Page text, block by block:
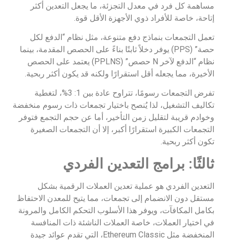
مساهمة كل فرد في معدل التجزئة، ما يجعل التعدين أكثر
إتاحة، خاصة للأفراد ذوي الأجهزة الأقل قوة.
تعمل التجمعات بنماذج دفع متنوعة، مثل نظام “الدفع لكل
حصة” (PPS) يوفر دخلاً ثابتًا بناءً على الحصص المقدمة، بينما
نظام “الدفع لآخر N حصص” (PPLNS) يعتمد على الحصص
الأخيرة، مما يجعله أقل استقرارًا ولكنه قد يكون أكثر ربحية.
تفرض التجمعات رسومًا، تتراوح عادة بين 1: 3%، لتغطية
تكاليف التشغيل، لذا يُنصح باختيار تجمعات ذات رسوم منخفضة
وخوادم قريبة لتقليل زمن التأخير، أما عن حجم التجمع فتوفر
التجمعات الكبيرة استقرارًا أكبر، إلا أن التجمعات الصغيرة
تكون أكثر ربحية.
ثالثًا: برامج التعدين الفردي
التعدين الفردي هو عملية تعدين العملات الرقمية بشكل
مستقل دون الانضمام إلى تجمعات، مما يتيح للمعدن الاحتفاظ
بكامل المكافآت، ويوفر هذا الأسلوب التحكم الكامل والمرونة
في اختيار العملات، خاصة العملات الناشئة ذات المنافسة
المنخفضة مثل Ethereum Classic، التي تقدم عوائد جيدة